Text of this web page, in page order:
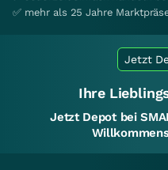
✅ mehr als 25 Jahre
Jetzt
Ihre
Jetzt Depot bei